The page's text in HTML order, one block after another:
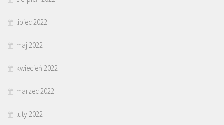
lipiec 2022
maj 2022
kwiecień 2022
marzec 2022
luty 2022